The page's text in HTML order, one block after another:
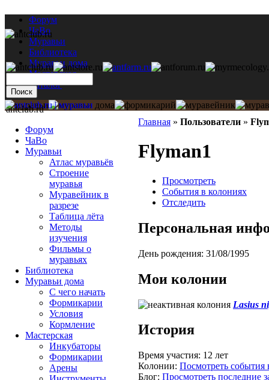
Форум
ЧаВо
Муравьи
Библиотека
Муравьи дома
Мастерская
Каталог
Главная » Пользователи »
Flyman1
Просмотреть
События в колониях
Отследить
Персональная
День рождения: 31/08/1995
Мои колонии
Lasius
История
Время участия: 12 лет
Колонии: Посмотреть события
Блог: Просмотреть последние
antclub.ru
Форум
ЧаВо
Муравьи
Атлас муравьёв
Строение
муравья
Муравейник в
разрезе
Таблица лёта
Методы
изучения
Фильмы о
муравьях
Библиотека
Муравьи дома
С чего начать
Формикарии
Условия
Кормление
Мастерская
Инкубаторы
Формикарии
Арены